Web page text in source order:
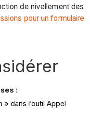
de nivellement des
pour un formulaire
:
dans l’outil Appel